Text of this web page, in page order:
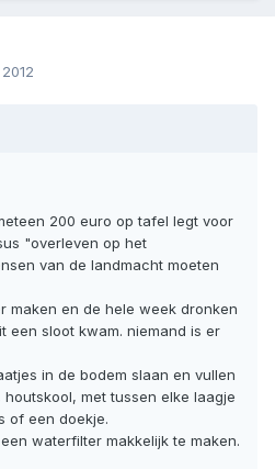
200 euro op tafel legt voor
"overleven op het
van de landmacht moeten
maken en de hele week dronken
een sloot kwam. niemand is er
in de bodem slaan en vullen
met tussen elke laagje
of een doekje.
waterfilter makkelijk te maken.